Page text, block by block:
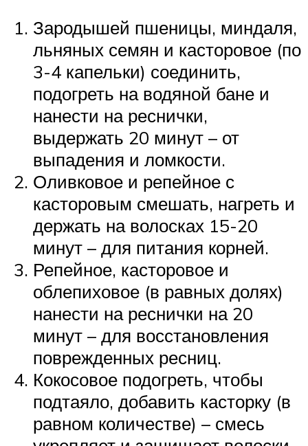
Зародышей пшеницы, миндаля,
льняных семян и касторовое (по
3-4 капельки) соединить,
подогреть на водяной бане и
нанести на реснички,
выдержать 20 минут – от
выпадения и ломкости.
Оливковое и репейное с
касторовым смешать, нагреть и
держать на волосках 15-20
минут – для питания корней.
Репейное, касторовое и
облепиховое (в равных долях)
нанести на реснички на 20
минут – для восстановления
поврежденных ресниц.
Кокосовое подогреть, чтобы
подтаяло, добавить касторку (в
равном количестве) – смесь